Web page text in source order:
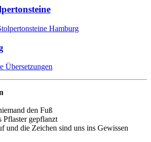
Hamburg
Übersetzungen
den Fuß
Pflaster gepflanzt
und die Zeichen sind uns ins Gewissen